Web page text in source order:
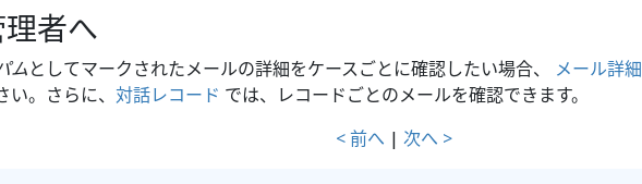
者へ
ムとしてマークされたメールの詳細をケースごとに確認したい場合、 メール詳細
い。さらに、 対話レコード では、レコードごとのメールを確認できます。
< 前へ | 次へ >